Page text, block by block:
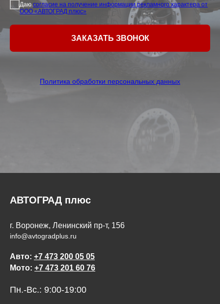
Даюсогласие на получение информации рекламного характера от
ООО «АВТОГРАД плюс»
ЗАКАЗАТЬ ЗВОНОК
Политика обработки персональных данных
АВТОГРАД плюс
г. Воронеж, Ленинский пр-т, 156
info@avtogradplus.ru
Авто: +7 473 200 05 05
Мото: +7 473 201 60 76
Пн.-Вс.: 9:00-19:00